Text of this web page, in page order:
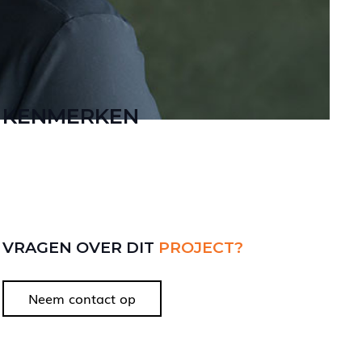
KENMERKEN
VRAGEN OVER DIT PROJECT?
Neem contact op